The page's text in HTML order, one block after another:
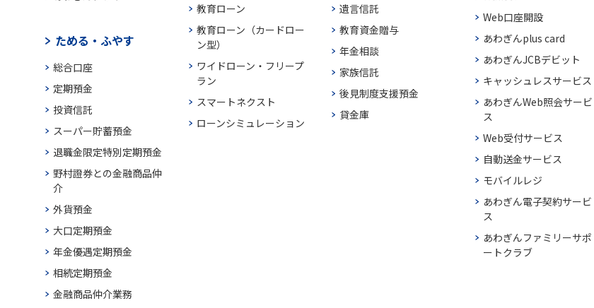
ためる・ふやす
総合口座
定期預金
投資信託
スーパー貯蓄預金
退職金限定特別定期預金
野村證券との金融商品仲
介
外貨預金
大口定期預金
年金優遇定期預金
相続定期預金
金融商品仲介業務
教育ローン
教育ローン（カードロー
ン型）
ワイドローン・フリープ
ラン
スマートネクスト
ローンシミュレーション
遺言信託
教育資金贈与
年金相談
家族信託
後見制度支援預金
貸金庫
Web口座開設
あわぎんplus card
あわぎんJCBデビット
キャッシュレスサービス
あわぎんWeb照会サービ
ス
Web受付サービス
自動送金サービス
モバイルレジ
あわぎん電子契約サービ
ス
あわぎんファミリーサポ
ートクラブ